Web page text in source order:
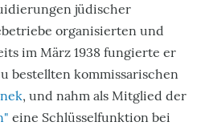
jüdischer
organisierten und
im März 1938 fungierte er
bestellten kommissarischen
, und nahm als Mitglied der
eine Schlüsselfunktion bei